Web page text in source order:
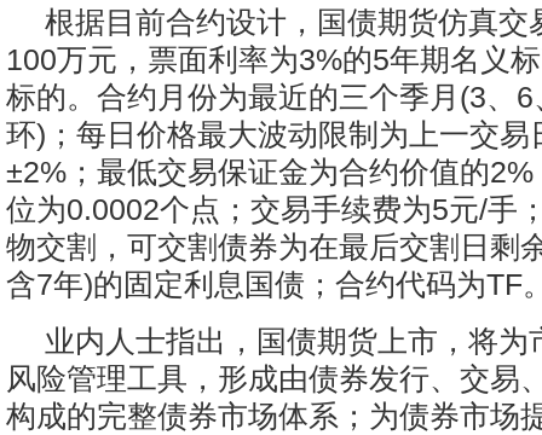
根据目前合约设计，国债期货仿真交
100万元，票面利率为3%的5年期名义
标的。合约月份为最近的三个季月(3、
环)；每日价格最大波动限制为上一交易
±2%；最低交易保证金为合约价值的
位为0.0002个点；交易手续费为5元/手
物交割，可交割债券为在最后交割日剩
含7年)的固定利息国债；合约代码为TF
业内人士指出，国债期货上市，将为
风险管理工具，形成由债券发行、交易
构成的完整债券市场体系；为债券市场